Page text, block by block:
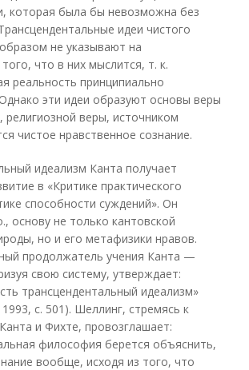
которая была бы невозможна без
идеи чистого
не указывают на
что в них мыслится, т. к.
реальность принципиально
эти идеи образуют основы веры
религиозной веры, источником
чистое нравственное сознание.
идеализм Канта получает
в «Критике практического
способности суждений». Он
основу не только кантовской
но и его метафизики нравов.
продолжатель учения Канта —
свою систему, утверждает:
трансцендентальный идеализм»
с. 501). Шеллинг, стремясь к
и Фихте, провозглашает:
философия берется объяснить,
вообще, исходя из того, что